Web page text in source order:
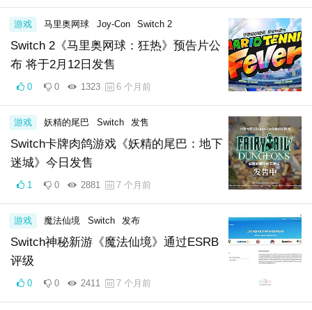
Switch 2《马里奥网球：狂热》预告片公
布 将于2月12日发售
游戏 马里奥网球 Joy-Con Switch 2
0 0 1323 6 个月前
Switch卡牌肉鸽游戏《妖精的尾巴：地下
迷城》今日发售
游戏 妖精的尾巴 Switch 发售
1 0 2881 7 个月前
Switch神秘新游《魔法仙境》通过ESRB
评级
游戏 魔法仙境 Switch 发布
0 0 2411 7 个月前